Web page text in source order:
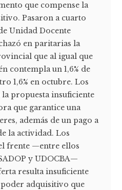
que compense la
Pasaron a cuarto
Unidad Docente
en paritarias la
que al igual que
contempla un 1,6% de
1,6% en octubre. Los
propuesta insuficiente
que garantice una
además de un pago a
la actividad. Los
frente —entre ellos
y UDOCBA—
resulta insuficiente
adquisitivo que